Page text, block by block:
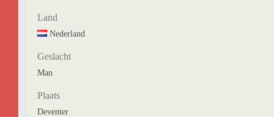
Land
Nederland
Geslacht
Man
Plaats
Deventer